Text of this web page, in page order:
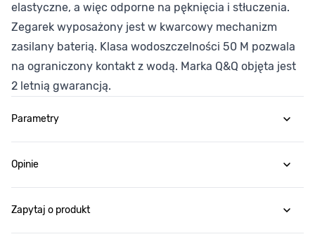
elastyczne, a więc odporne na pęknięcia i stłuczenia.
Zegarek wyposażony jest w kwarcowy mechanizm
zasilany baterią. Klasa wodoszczelności 50 M pozwala
na ograniczony kontakt z wodą. Marka Q&Q objęta jest
2 letnią gwarancją.
Parametry
Opinie
Zapytaj o produkt